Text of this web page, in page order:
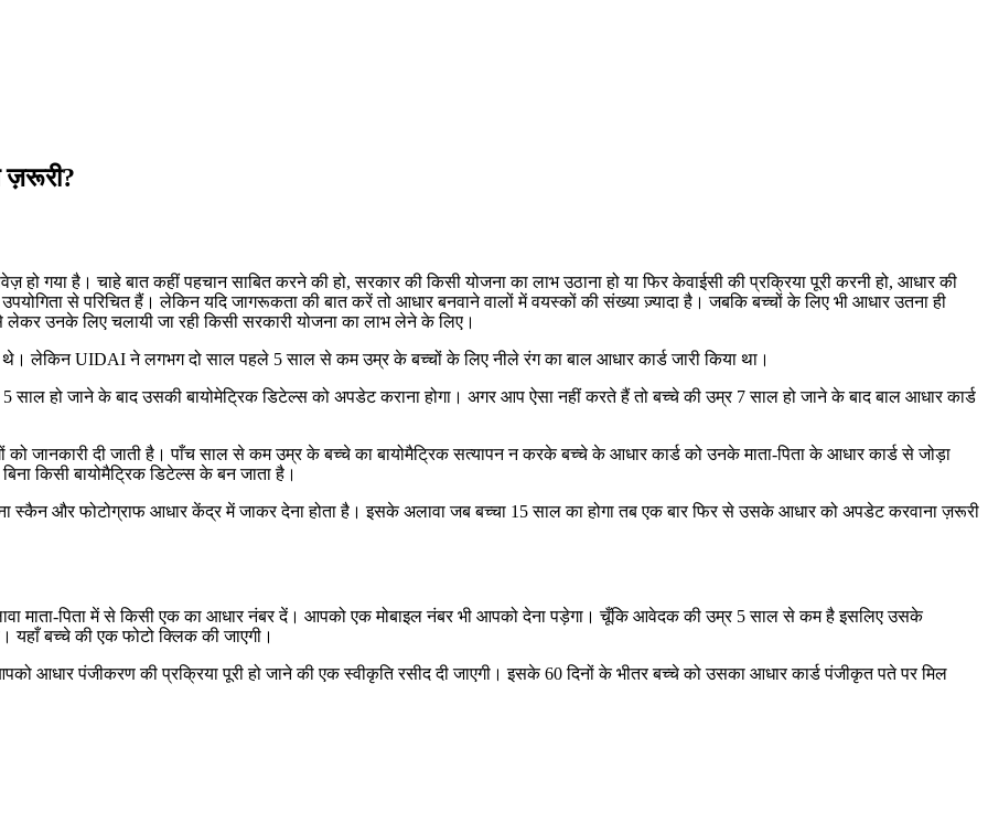
ज़रूरी?
हो गया है। चाहे बात कहीं पहचान साबित करने की हो, सरकार की किसी योजना का लाभ उठाना हो या फिर केवाईसी की प्रक्रिया पूरी करनी हो, आधार की
से परिचित हैं। लेकिन यदि जागरूकता की बात करें तो आधार बनवाने वालों में वयस्कों की संख्या ज़्यादा है। जबकि बच्चों के लिए भी आधार उतना ही
उनके लिए चलायी जा रही किसी सरकारी योजना का लाभ लेने के लिए।
लेकिन UIDAI ने लगभग दो साल पहले 5 साल से कम उम्र के बच्चों के लिए नीले रंग का बाल आधार कार्ड जारी किया था।
हो जाने के बाद उसकी बायोमेट्रिक डिटेल्स को अपडेट कराना होगा। अगर आप ऐसा नहीं करते हैं तो बच्चे की उम्र 7 साल हो जाने के बाद बाल आधार कार्ड
जानकारी दी जाती है। पाँच साल से कम उम्र के बच्चे का बायोमैट्रिक सत्यापन न करके बच्चे के आधार कार्ड को उनके माता-पिता के आधार कार्ड से जोड़ा
किसी बायोमैट्रिक डिटेल्स के बन जाता है।
स्कैन और फोटोग्राफ आधार केंद्र में जाकर देना होता है। इसके अलावा जब बच्चा 15 साल का होगा तब एक बार फिर से उसके आधार को अपडेट करवाना ज़रूरी
माता-पिता में से किसी एक का आधार नंबर दें। आपको एक मोबाइल नंबर भी आपको देना पड़ेगा। चूँकि आवेदक की उम्र 5 साल से कम है इसलिए उसके
बच्चे की एक फोटो क्लिक की जाएगी।
आधार पंजीकरण की प्रक्रिया पूरी हो जाने की एक स्वीकृति रसीद दी जाएगी। इसके 60 दिनों के भीतर बच्चे को उसका आधार कार्ड पंजीकृत पते पर मिल